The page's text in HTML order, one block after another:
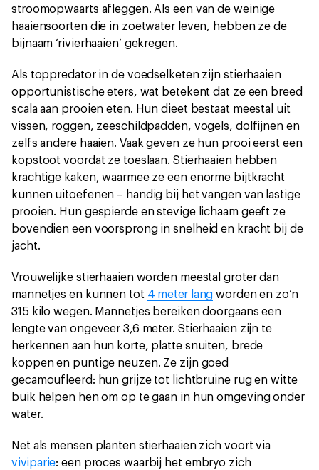
stroomopwaarts afleggen. Als een van de weinige
haaiensoorten die in zoetwater leven, hebben ze de
bijnaam ‘rivierhaaien’ gekregen.
Als toppredator in de voedselketen zijn stierhaaien
opportunistische eters, wat betekent dat ze een breed
scala aan prooien eten. Hun dieet bestaat meestal uit
vissen, roggen, zeeschildpadden, vogels, dolfijnen en
zelfs andere haaien. Vaak geven ze hun prooi eerst een
kopstoot voordat ze toeslaan. Stierhaaien hebben
krachtige kaken, waarmee ze een enorme bijtkracht
kunnen uitoefenen – handig bij het vangen van lastige
prooien. Hun gespierde en stevige lichaam geeft ze
bovendien een voorsprong in snelheid en kracht bij de
jacht.
Vrouwelijke stierhaaien worden meestal groter dan
mannetjes en kunnen tot 4 meter lang worden en zo’n
315 kilo wegen. Mannetjes bereiken doorgaans een
lengte van ongeveer 3,6 meter. Stierhaaien zijn te
herkennen aan hun korte, platte snuiten, brede
koppen en puntige neuzen. Ze zijn goed
gecamoufleerd: hun grijze tot lichtbruine rug en witte
buik helpen hen om op te gaan in hun omgeving onder
water.
Net als mensen planten stierhaaien zich voort via
viviparie: een proces waarbij het embryo zich